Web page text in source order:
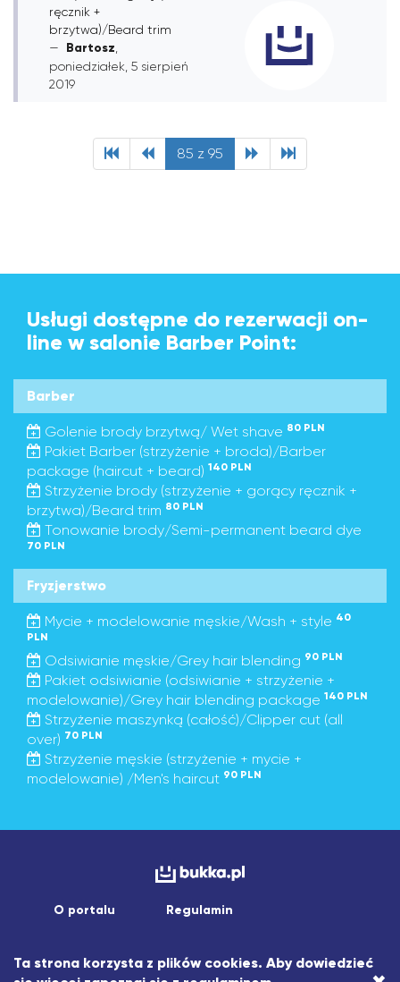
ręcznik +
brzytwa)/Beard trim
Bartosz
poniedziałek, 5 sierpień
2019
85 z 95
Usługi dostępne do rezerwacji on-
line w salonie Barber Point:
Barber
Golenie brody brzytwą/ Wet shave 80 PLN
Pakiet Barber (strzyżenie + broda)/Barber
package (haircut + beard) 140 PLN
Strzyżenie brody (strzyżenie + gorący ręcznik +
brzytwa)/Beard trim 80 PLN
Tonowanie brody/Semi-permanent beard dye
70 PLN
Fryzjerstwo
Mycie + modelowanie męskie/Wash + style 40
PLN
Odsiwianie męskie/Grey hair blending 90 PLN
Pakiet odsiwianie (odsiwianie + strzyżenie +
modelowanie)/Grey hair blending package 140 PLN
Strzyżenie maszynką (całość)/Clipper cut (all
over) 70 PLN
Strzyżenie męskie (strzyżenie + mycie +
modelowanie) /Men's haircut 90 PLN
O portalu Regulamin
Wszelkie prawa zastrzeżone.
Ta strona korzysta z plików cookies. Aby dowiedzieć